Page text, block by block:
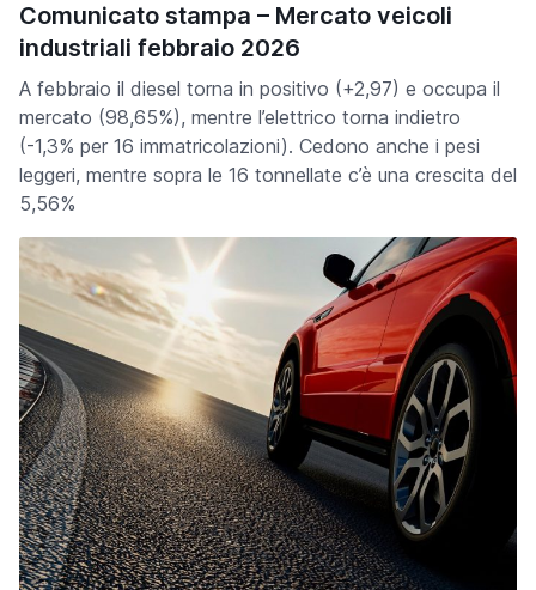
Comunicato stampa – Mercato veicoli
industriali febbraio 2026
A febbraio il diesel torna in positivo (+2,97) e occupa il
mercato (98,65%), mentre l’elettrico torna indietro
(-1,3% per 16 immatricolazioni). Cedono anche i pesi
leggeri, mentre sopra le 16 tonnellate c’è una crescita del
5,56%